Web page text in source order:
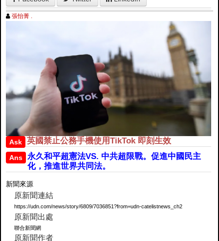
張怡菁 .
Ask 英國禁止公務手機使用TikTok 即刻生效
Ans
永久和平超憲法VS. 中共超限戰。促進中國民主
化，推進世界共同法。
新聞來源
原新聞連結
https://udn.com/news/story/6809/7036851?from=udn-catelistnews_ch2
原新聞出處
聯合新聞網
原新聞作者